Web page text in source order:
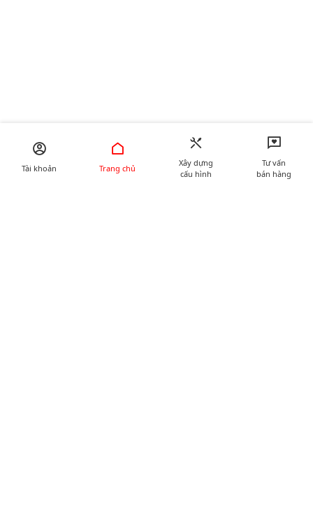
Tài khoản Trang chủ
Xây dựng
cấu hình
Tư vấn
bán hàng